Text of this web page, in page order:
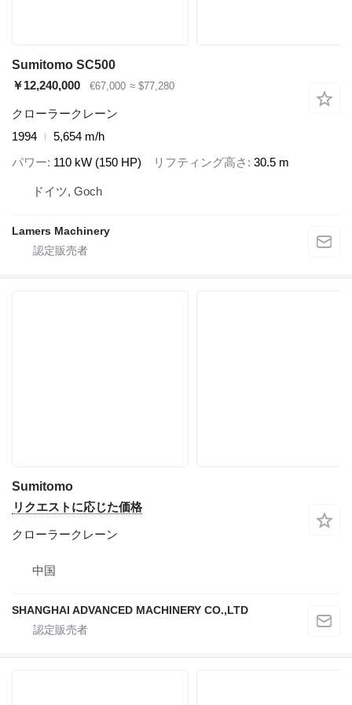
Sumitomo SC500
￥12,240,000
€67,000 ≈ $77,280
クローラークレーン
1994
5,654 m/h
パワー 110 kW (150 HP) リフティング高さ 30.5 m
ドイツ, Goch
Lamers Machinery
Sumitomo
リクエストに応じた価格
クローラークレーン
中国
SHANGHAI ADVANCED MACHINERY CO.,LTD